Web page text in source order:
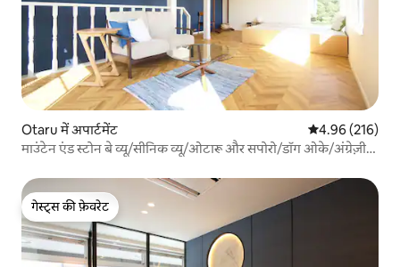
Otaru में अपार्टमेंट औसत रेटिंग 5 में से
4.96 (216)
माउंटेन एंड स्टोन बे व्यू/सीनिक व्यू/ओटारू और सपोरो/डॉग ओके/अंग्रेज़ी/
गेस्ट्स की फ़ेवरेट
गेस्ट्स की फ़ेवरेट